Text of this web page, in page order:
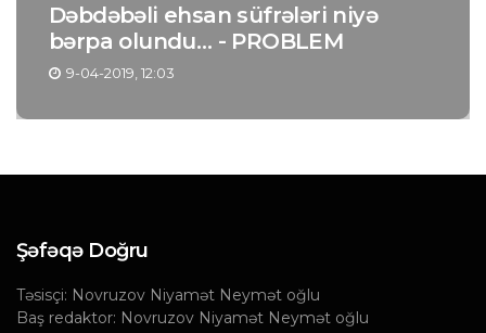
Dəbdəbəli ehsan süfrələri niyə
bərpa olundu… - PROBLEM
9-04-2019, 12:03
Şəfəqə Doğru
Təsisçi: Novruzov Niyamət Neymət oğlu
Baş redaktor: Novruzov Niyamət Neymət oğlu